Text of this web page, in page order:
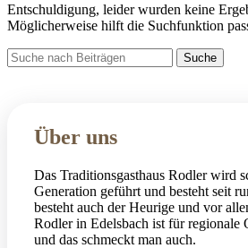
Entschuldigung, leider wurden keine
Möglicherweise hilft die Suchfunktion
Suche
Über uns
Das Traditionsgasthaus Rodler wird
Generation geführt und besteht seit
besteht auch der Heurige und vor
Rodler in Edelsbach ist für regionale
und das schmeckt man auch.